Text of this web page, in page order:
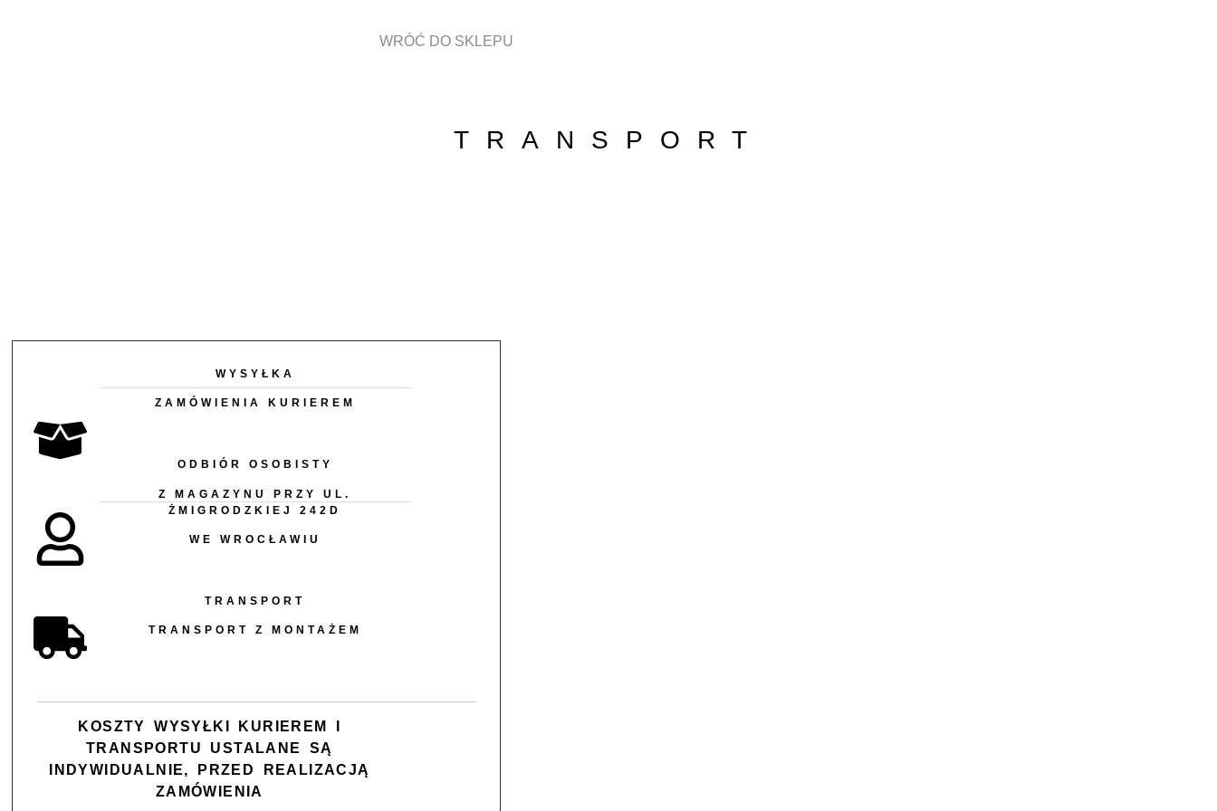
WRÓĆ DO SKLEPU
TRANSPORT
WYSYŁKA
ZAMÓWIENIA KURIEREM
ODBIÓR OSOBISTY
Z MAGAZYNU PRZY UL.
ŻMIGRODZKIEJ 242D
WE WROCŁAWIU
TRANSPORT
TRANSPORT Z MONTAŻEM
KOSZTY WYSYŁKI KURIEREM I
TRANSPORTU USTALANE SĄ
INDYWIDUALNIE, PRZED REALIZACJĄ
ZAMÓWIENIA